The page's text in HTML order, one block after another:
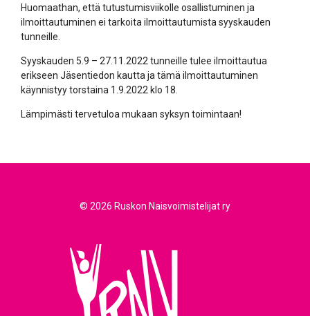
Huomaathan, että tutustumisviikolle osallistuminen ja
ilmoittautuminen ei tarkoita ilmoittautumista syyskauden
tunneille.
Syyskauden 5.9 – 27.11.2022 tunneille tulee ilmoittautua
erikseen Jäsentiedon kautta ja tämä ilmoittautuminen
käynnistyy torstaina 1.9.2022 klo 18.
Lämpimästi tervetuloa mukaan syksyn toimintaan!
© 2026 Ruskon Naisvoimistelijat ry